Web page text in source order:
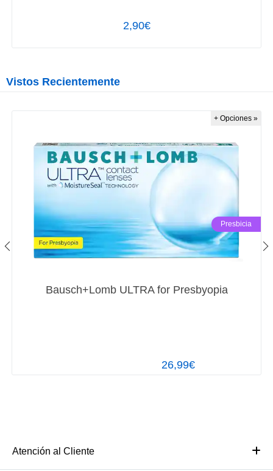
2,90€
Vistos Recientemente
Bausch+Lomb ULTRA for Presbyopia
26,99€
Presbicia
+ Opciones »
Atención al Cliente